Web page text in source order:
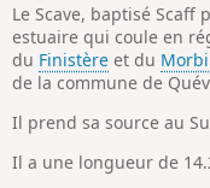
Le Scave, baptisé Scaff
estuaire qui coule en
du Finistère et du
de la commune de
Il prend sa source au
Il a une longueur de